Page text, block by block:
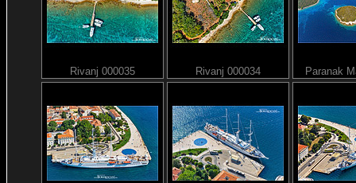
Rivanj 000035 Rivanj 000034 Paranak